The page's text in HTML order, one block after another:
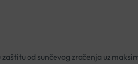
od sunčevog zračenja uz